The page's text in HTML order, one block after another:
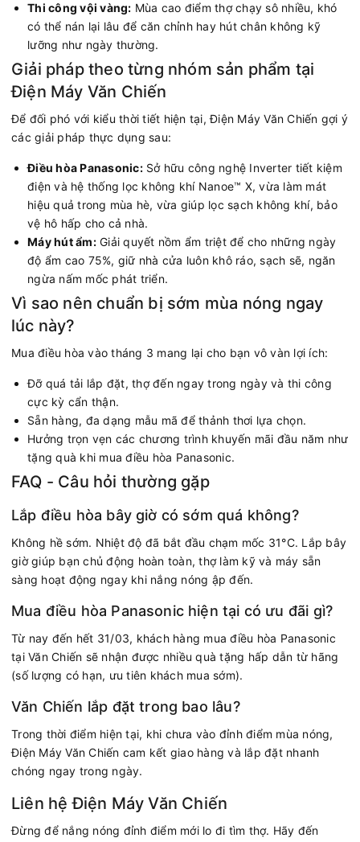
Thi công vội vàng: Mùa cao điểm thợ chạy sô nhiều, khó
có thể nán lại lâu để căn chỉnh hay hút chân không kỹ
lưỡng như ngày thường.
Giải pháp theo từng nhóm sản phẩm tại
Điện Máy Văn Chiến
Để đối phó với kiểu thời tiết hiện tại, Điện Máy Văn Chiến gợi ý
các giải pháp thực dụng sau:
Điều hòa Panasonic:Sở hữu công nghệ Inverter tiết kiệm
điện và hệ thống lọc không khí Nanoe™ X, vừa làm mát
hiệu quả trong mùa hè, vừa giúp lọc sạch không khí, bảo
vệ hô hấp cho cả nhà.
Máy hút ẩm:Giải quyết nồm ẩm triệt để cho những ngày
độ ẩm cao 75%, giữ nhà cửa luôn khô ráo, sạch sẽ, ngăn
ngừa nấm mốc phát triển.
Vì sao nên chuẩn bị sớm mùa nóng ngay
lúc này?
Mua điều hòa vào tháng 3 mang lại cho bạn vô vàn lợi ích:
Đỡ quá tải lắp đặt, thợ đến ngay trong ngày và thi công
cực kỳ cẩn thận.
Sẵn hàng, đa dạng mẫu mã để thảnh thơi lựa chọn.
Hưởng trọn vẹn các chương trình khuyến mãi đầu năm như
tặng quà khi mua điều hòa Panasonic.
FAQ - Câu hỏi thường gặp
Lắp điều hòa bây giờ có sớm quá không?
Không hề sớm. Nhiệt độ đã bắt đầu chạm mốc 31°C. Lắp bây
giờ giúp bạn chủ động hoàn toàn, thợ làm kỹ và máy sẵn
sàng hoạt động ngay khi nắng nóng ập đến.
Mua điều hòa Panasonic hiện tại có ưu đãi gì?
Từ nay đến hết 31/03, khách hàng mua điều hòa Panasonic
tại Văn Chiến sẽ nhận được nhiều quà tặng hấp dẫn từ hãng
(số lượng có hạn, ưu tiên khách mua sớm).
Văn Chiến lắp đặt trong bao lâu?
Trong thời điểm hiện tại, khi chưa vào đỉnh điểm mùa nóng,
Điện Máy Văn Chiến cam kết giao hàng và lắp đặt nhanh
chóng ngay trong ngày.
Liên hệ Điện Máy Văn Chiến
Đừng để nắng nóng đỉnh điểm mới lo đi tìm thợ. Hãy đến